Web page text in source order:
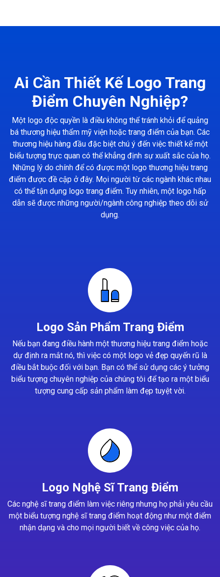
Ai Cần Thiết Kế Logo Trang
Điểm Chuyên Nghiệp?
Một logo độc quyền là điều không thể tránh khỏi để quảng
bá thương hiệu thẩm mỹ viện hoặc trang điểm của bạn. Các
thương hiệu hàng đầu đặc biệt chú ý đến việc thiết kế một
biểu tượng trực quan có thể khẳng định sự xuất sắc của họ.
Những lý do chính để có được một logo thương hiệu trang
điểm được đề cập ở đây. Mọi người từ các ngành khác nhau
có thể tận dụng logo trang điểm. Tuy nhiên, một logo hấp
dẫn sẽ được những người/ngành công nghiệp theo dõi sử
dụng.
Logo Sản Phẩm Trang Điểm
Nếu bạn đang điều hành một thương hiệu trang điểm hoặc
dự định ra mắt nó, thì việc có một logo vẻ đẹp quyến rũ là
điều bắt buộc đối với bạn. Bạn có thể sử dụng các ý tưởng
biểu tượng chuyên nghiệp của chúng tôi để tạo ra một biểu
tượng cung cấp sản phẩm làm đẹp tuyệt vời.
Logo Nghệ Sĩ Trang Điểm
Các nghệ sĩ trang điểm làm việc riêng nhưng họ phải yêu cầu
một biểu tượng nghệ sĩ trang điểm hoạt động như một điểm
nhận dạng và cho mọi người biết về công việc của họ.